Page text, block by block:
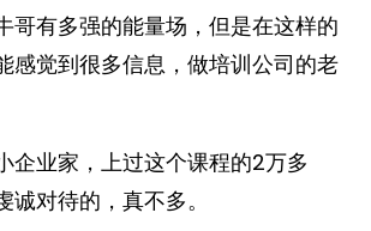
哥有多强的能量场，但是在这样的
感觉到很多信息，做培训公司的老
企业家，上过这个课程的2万多
诚对待的，真不多。